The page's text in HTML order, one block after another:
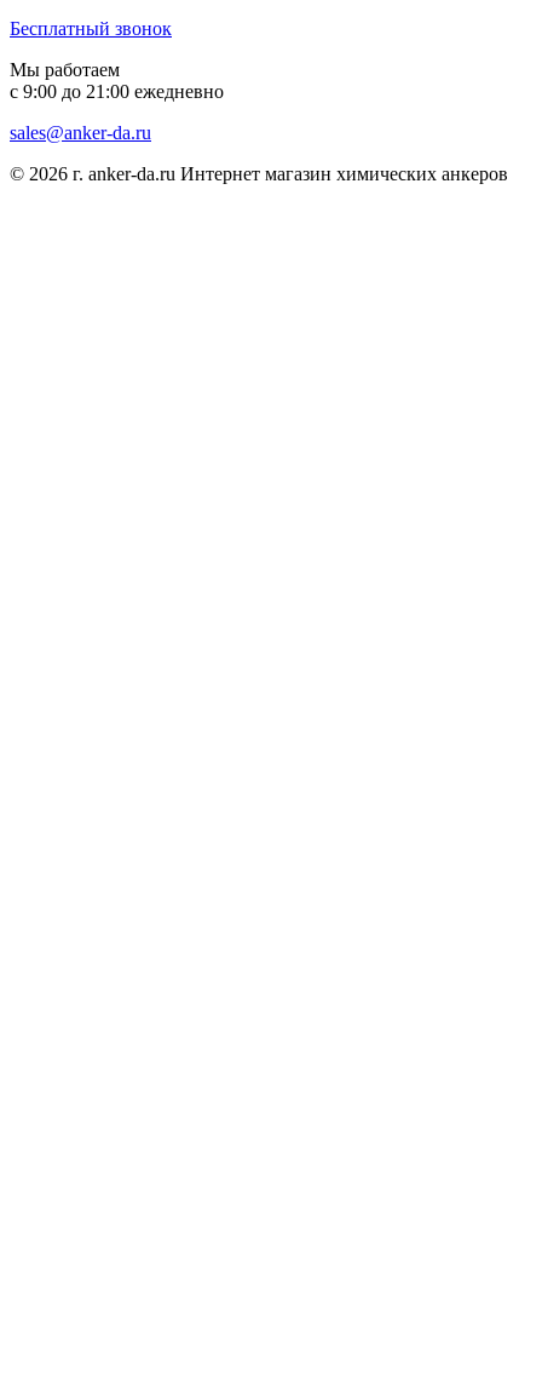
Бесплатный звонок
Мы работаем
с 9:00 до 21:00 ежедневно
sales@anker-da.ru
© 2026 г. anker-da.ru Интернет магазин химических анкеров